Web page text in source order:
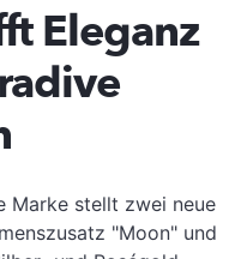
Eleganz
Marke stellt zwei neue
"Moon" und